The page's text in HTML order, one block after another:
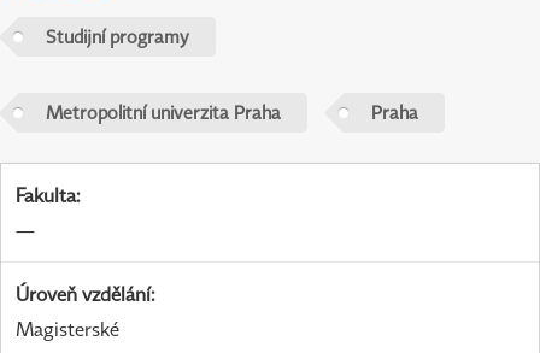
Studijní programy
Metropolitní univerzita Praha Praha
Fakulta:
—
Úroveň vzdělání:
Magisterské